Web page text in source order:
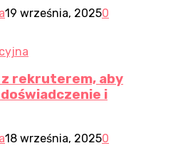
19 września, 20250
rekruterem, aby
i
18 września, 20250